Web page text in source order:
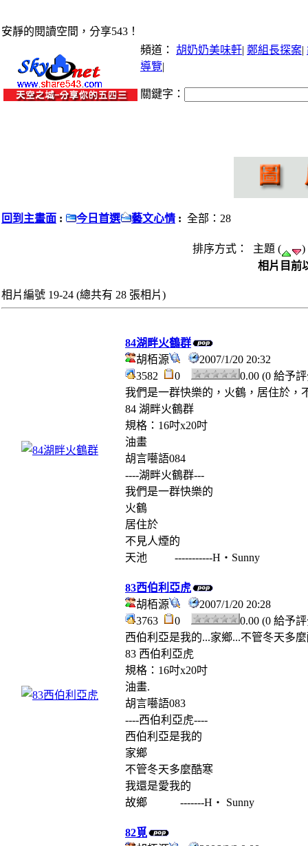
安靜的閱讀空間，分享543！
頻道： 胡奶奶美味軒| 鄭組長探案|
導覽|
關鍵字：
回到主畫面 : 今日首選 藝文心情 : 全部：28
排序方式： 主題 (
)
相片目前
相片編號 19-24 (總共有 28 張相片)
84湖畔火鶴群
胡栢源
2007/1/20 20:32
3582
0
0.00 (0 給予
我們是一群快樂的，火鶴，居住於
84 湖畔火鶴群
規格：16吋x20吋
油畫
胡言囈語084
----湖畔火鶴群---
我們是一群快樂的
火鶴
居住於
不見人煙的
天池 -----------H‧Sunny
83西伯利亞虎
胡栢源
2007/1/20 20:28
3763
0
0.00 (0 給予
西伯利亞是我的...家鄉...不管冬天多
83 西伯利亞虎
規格：16吋x20吋
油畫.
胡言囈語083
----西伯利亞虎----
西伯利亞是我的
家鄉
不管冬天多麼酷寒
我還是愛我的
故鄉 -------H‧ Sunny
82覓